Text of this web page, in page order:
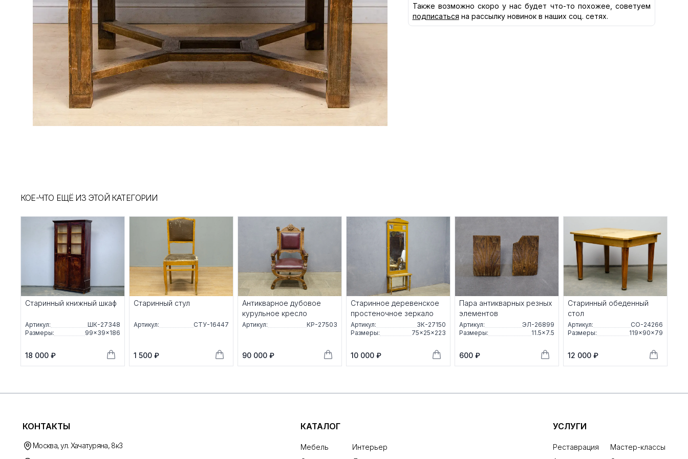
Также возможно скоро у нас будет что-то похожее, советуем
подписаться на рассылку новинок в наших соц. сетях.
КОЕ-ЧТО ЕЩЁ ИЗ ЭТОЙ КАТЕГОРИИ
Старинный книжный шкаф
Артикул:
ШК-27348
Размеры:
99×39×186
18 000 ₽
Старинный стул
Артикул: СТУ-16447
1 500 ₽
Антикварное дубовое
курульное кресло
Артикул: КР-27503
90 000 ₽
Старинное деревенское
простеночное зеркало
Артикул:
ЗК-27150
Размеры:
75×25×223
10 000 ₽
Пара антикварных резных
элементов
Артикул:
ЭЛ-26899
Размеры:
11.5×7.5
600 ₽
Старинный обеденный
стол
Артикул:
СО-24266
Размеры:
119×90×79
12 000 ₽
КОНТАКТЫ
Москва, ул. Хачатуряна, 8к3
КАТАЛОГ
Мебель
Интерьер
УСЛУГИ
Реставрация
Мастер-классы